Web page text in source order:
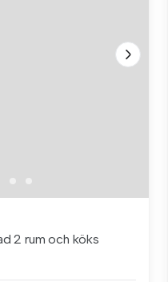
2 rum och köks